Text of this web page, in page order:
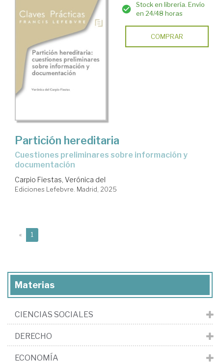
Stock en librería. Envío
en 24/48 horas
COMPRAR
Partición hereditaria
cuestiones preliminares sobre información y
documentación
Carpio Fiestas, Verónica del
Ediciones Lefebvre. Madrid, 2025
« 1
Materias
CIENCIAS SOCIALES
DERECHO
ECONOMÍA